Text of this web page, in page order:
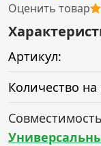
Оценить товар
Артикул:
Количество на